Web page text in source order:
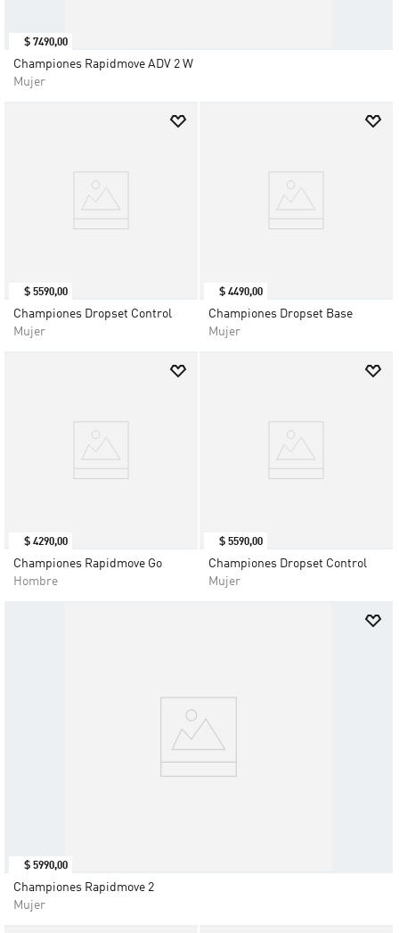
$ 7490,00
Championes Rapidmove ADV 2 W
Mujer
$ 5590,00
Championes Dropset Control
Mujer
$ 4490,00
Championes Dropset Base
Mujer
$ 4290,00
Championes Rapidmove Go
Hombre
$ 5590,00
Championes Dropset Control
Mujer
$ 5990,00
Championes Rapidmove 2
Mujer